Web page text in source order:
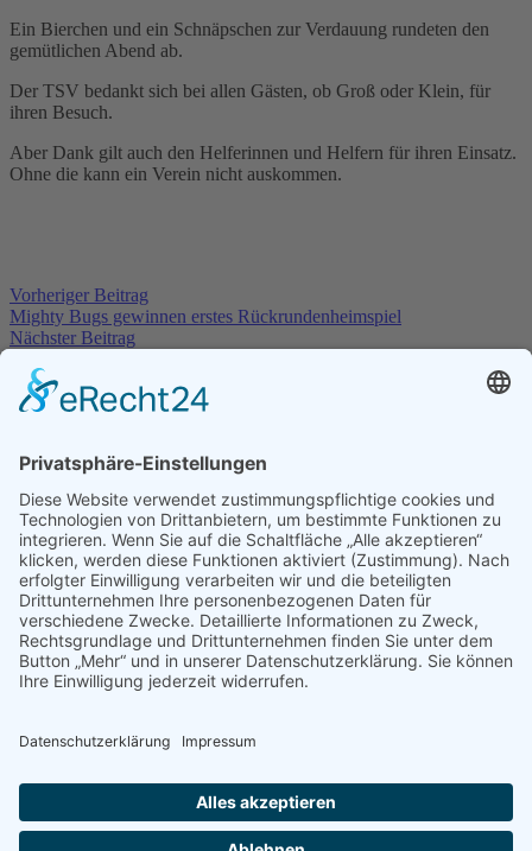
Ein Bierchen und ein Schnäpschen zur Verdauung rundeten den
gemütlichen Abend ab.
Der TSV bedankt sich bei allen Gästen, ob Groß oder Klein, für
ihren Besuch.
Aber Dank gilt auch den Helferinnen und Helfern für ihren Einsatz.
Ohne die kann ein Verein nicht auskommen.
Vorheriger Beitrag
Mighty Bugs gewinnen erstes Rückrundenheimspiel
Nächster Beitrag
Neueste Beiträge
SG Hoch-Weisel/Ostheim siegt im Elfmeterschießen
2026
Renovierung Dartraum 05/2026 9. Juni 2026
Die Luft ist raus : Aufstiegstraum geplatzt 9. Juni 2026
Saisonabschlussfeier der Fussballer 1. Juni 2026
Rockabend im Dorfpark Ostheim am 13. Juni 1. Juni 2026
Kategorien
Allgemein(28)
Fußball(23)
Darts
(64)
Datenschutz